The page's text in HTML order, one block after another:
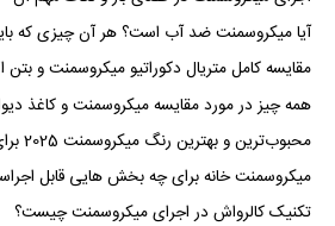
آیا میکروسمنت ضد آب است؟ هر آن چیزی که
مقایسه کامل متریال دکوراتیو میکروسمنت و بتن
همه چیز در مورد مقایسه میکروسمنت و کاغذ
محبوب‌ترین و بهترین رنگ میکروسمنت 2025 برای فضاهای مختلف
میکروسمنت خانه برای چه بخش هایی قابل
تکنیک کالرواش در اجرای میکروسمنت چیست؟